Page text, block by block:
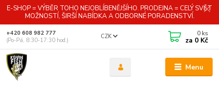
E-SHOP = VÝBĚR TOHO NEJOBLÍBENĚJŠÍHO. PRODEJNA = CELÝ SVĚT
MOŽNOSTÍ, ŠIRŠÍ NABÍDKA A ODBORNÉ PORADENSTVÍ.
Menu
CZK
+420 608 982 777
(Po-Pá, 8:30-17:30 hod.)
0 ks
za 0 Kč